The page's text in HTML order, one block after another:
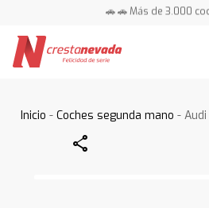
🚗 🚗 Más de 3.000
Inicio -Coches segunda mano - Audi
Share